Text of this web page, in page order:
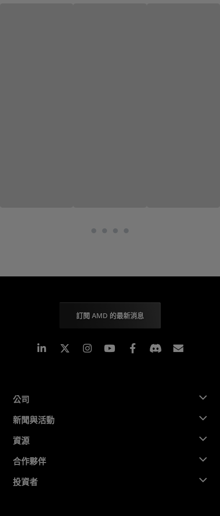
訂閱 AMD 的最新消息
Linkedin Instagram Facebook
公司
關於 AMD
企業責任
招聘
聯絡我們
新聞與活動
新聞室
媒體庫
資源
開發者中心
案例研究
合作夥伴
AMD 合作夥伴中心
投資者